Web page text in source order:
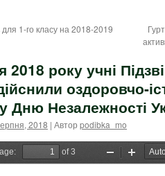
для 1-го класу на 2018-2019
2018 року учні
оздоровчо-
Дню Незалежності
2018 | Автор podibka_mo